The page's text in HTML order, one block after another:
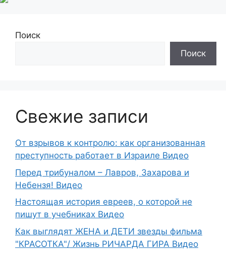
Поиск
Поиск
Свежие записи
От взрывов к контролю: как организованная
преступность работает в Израиле Видео
Перед трибуналом – Лавров, Захарова и
Небензя! Видео
Настоящая история евреев, о которой не
пишут в учебниках Видео
Как выглядят ЖЕНА и ДЕТИ звезды фильма
"КРАСОТКА"/ Жизнь РИЧАРДА ГИРА Видео